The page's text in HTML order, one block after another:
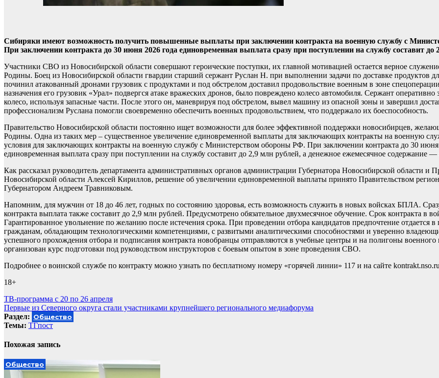
Сибиряки имеют возможность получить повышенные выплаты при заключении контракта на военную службу с
При заключении контракта до 30 июня 2026 года единовременная выплата сразу при поступлении на службу составит до
Участники СВО из Новосибирской области совершают героические поступки, их главной мотивацией остается верное
Родины. Боец из Новосибирской области гвардии старший сержант Руслан Н. при выполнении задачи по доставке продуктов
починил атакованный дронами грузовик с продуктами и под обстрелом доставил продовольствие военным в зоне
назначения его грузовик «Урал» подвергся атаке вражеских дронов, было повреждено колесо автомобиля. Сержант
колесо, используя запасные части. После этого он, маневрируя под обстрелом, вывел машину из опасной зоны и завершил
профессионализм Руслана помогли своевременно обеспечить военных продовольствием, что поддержало их боеспособность.
Правительство Новосибирской области постоянно ищет возможности для более эффективной поддержки новосибирцев,
Родины. Одна из таких мер – существенное увеличение единовременной выплаты для заключающих контракты на военную
условия для заключающих контракты на военную службу с Министерством обороны РФ. При заключении контракта до 30 июня
единовременная выплата сразу при поступлении на службу составит до 2,9 млн рублей, а денежное ежемесячное содержание —
Как рассказал руководитель департамента административных органов администрации Губернатора Новосибирской области и
Новосибирской области Алексей Кириллов, решение об увеличении единовременной выплаты принято Правительством
Губернатором Андреем Травниковым.
Напомним, для мужчин от 18 до 46 лет, годных по состоянию здоровья, есть возможность служить в новых войсках БПЛА.
контракта выплата также составит до 2,9 млн рублей. Предусмотрено обязательное двухмесячное обучение. Срок контракта в
Гарантированное увольнение по желанию после истечения срока. При проведении отбора кандидатов предпочтение отдается в
гражданам, обладающим технологическими компетенциями, с развитыми аналитическими способностями и уверенно
успешного прохождения отбора и подписания контракта новобранцы отправляются в учебные центры и на полигоны военного
организован курс подготовки под руководством инструкторов с боевым опытом в зоне проведения СВО.
Подробнее о воинской службе по контракту можно узнать по бесплатному номеру «горячей линии» 117 и на сайте kontrakt.nso.ru
18+
Навигация
по
записям
ТВ-программа с 20 по 26 апреля
Первые из Северного округа стали участниками крупнейшего регионального медиафорума
Раздел: Общество
Темы: ТГпост
Похожая запись
Общество